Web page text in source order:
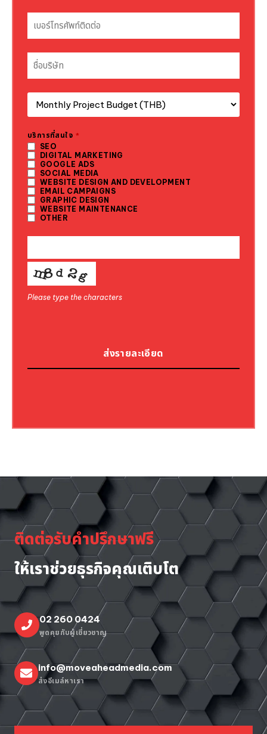
บริการที่สนใจ *
SEO
DIGITAL MARKETING
GOOGLE ADS
SOCIAL MEDIA
WEBSITE DESIGN AND DEVELOPMENT
EMAIL CAMPAIGNS
GRAPHIC DESIGN
WEBSITE MAINTENANCE
OTHER
Please type the characters
ส่งรายละเอียด
ติดต่อรับคำปรึกษาฟรี
ให้เราช่วยธุรกิจคุณเติบโต
02 260 0424
พูดคุยกับผู้เชี่ยวชาญ
info@moveaheadmedia.com
ส่งอีเมล์หาเรา